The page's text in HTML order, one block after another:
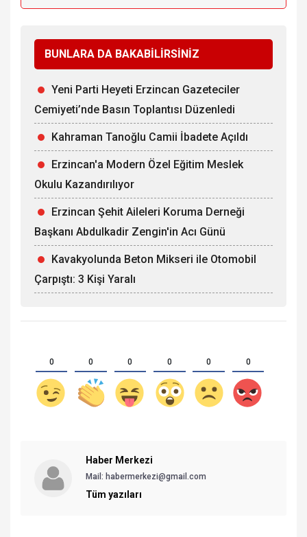
BUNLARA DA BAKABİLİRSİNİZ
Yeni Parti Heyeti Erzincan Gazeteciler
Cemiyeti’nde Basın Toplantısı Düzenledi
Kahraman Tanoğlu Camii İbadete Açıldı
Erzincan'a Modern Özel Eğitim Meslek
Okulu Kazandırılıyor
Erzincan Şehit Aileleri Koruma Derneği
Başkanı Abdulkadir Zengin'in Acı Günü
Kavakyolunda Beton Mikseri ile Otomobil
Çarpıştı: 3 Kişi Yaralı
0 0 0 0 0 0
Haber Merkezi
Mail: habermerkezi@gmail.com
Tüm yazıları